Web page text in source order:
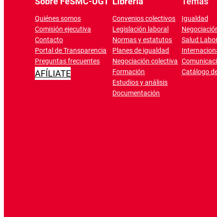
Quiénes somos
Comisión ejecutiva
Contacto
Portal de Transparencia
Preguntas frecuentes
AFÍLIATE
Convenios colectivos
Legislación laboral
Normas y estatutos
Planes de igualdad
Negociación colectiva
Formación
Estudios y análisis
Documentación
Igualdad
Salud
Catálogo